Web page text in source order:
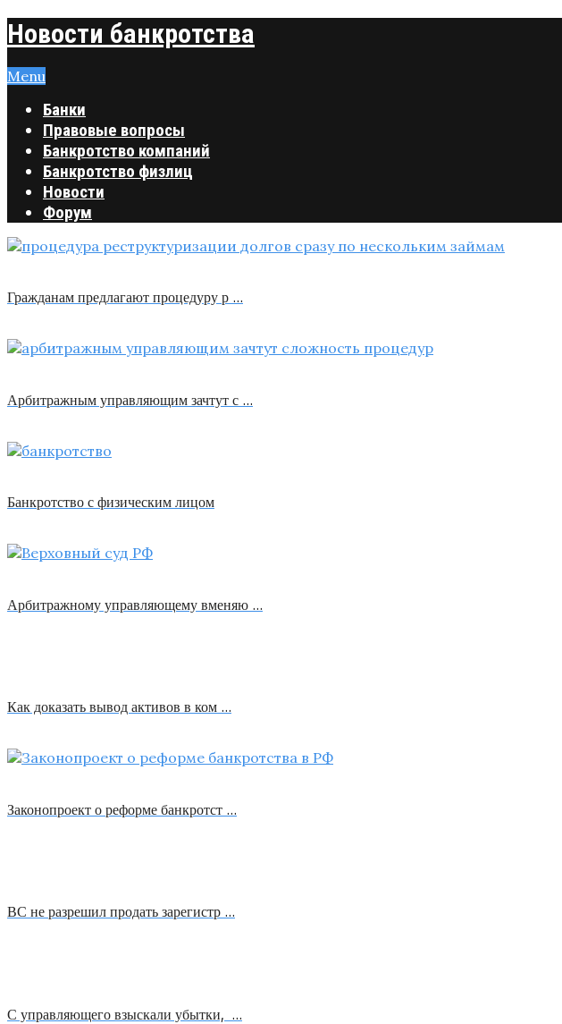
Новости банкротства
Menu
Банки
Правовые вопросы
Банкротство компаний
Банкротство физлиц
Новости
Форум
Гражданам предлагают процедуру р …
Арбитражным управляющим зачтут с …
Банкротство с физическим лицом
Арбитражному управляющему вменяю …
Как доказать вывод активов в ком …
Законопроект о реформе банкротст …
ВС не разрешил продать зарегистр …
С управляющего взыскали убытки, …